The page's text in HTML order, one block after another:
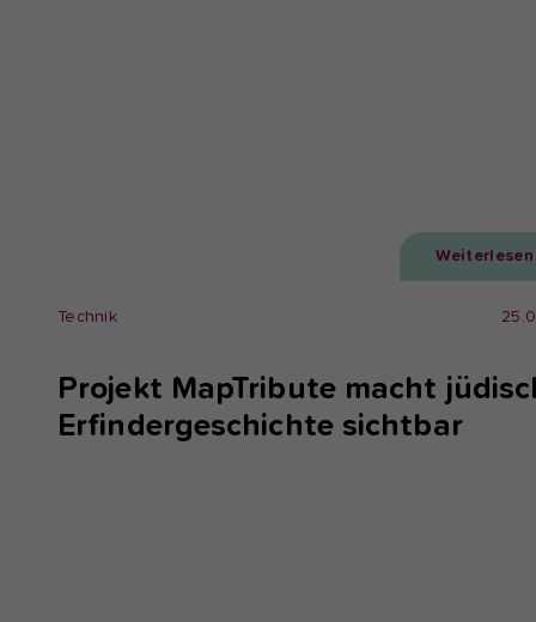
Weiterlesen
Technik
Projekt MapTribute macht
Erfindergeschichte sichtbar